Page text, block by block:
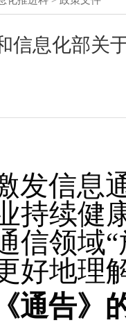
信息化部关
发信息
持续健
信领域
好地理
通告》